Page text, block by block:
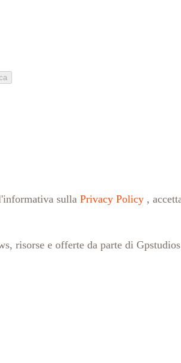
sulla Privacy Policy ,
risorse e offerte da parte di Gpstudios